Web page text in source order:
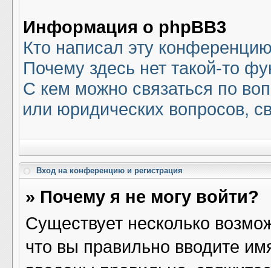
Информация о phpBB3
Кто написал эту
Почему здесь нет такой-то
С кем можно связаться по
или юридических вопросов,
Вход на конференцию и регистрация
» Почему я не могу войти?
Существует несколько
что вы правильно вводите